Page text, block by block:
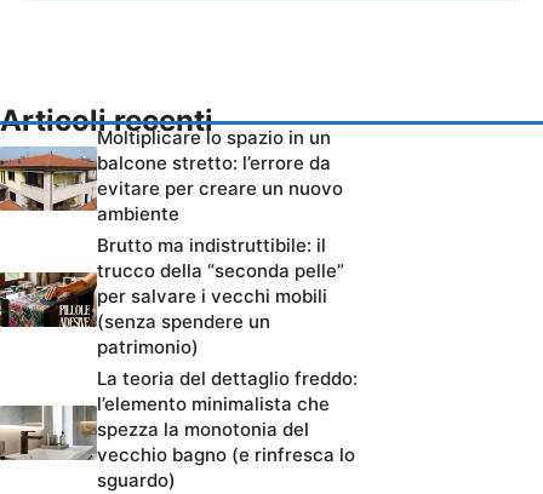
Articoli recenti
Moltiplicare lo spazio in un
balcone stretto: l’errore da
evitare per creare un nuovo
ambiente
Brutto ma indistruttibile: il
trucco della “seconda pelle”
per salvare i vecchi mobili
(senza spendere un
patrimonio)
La teoria del dettaglio freddo:
l’elemento minimalista che
spezza la monotonia del
vecchio bagno (e rinfresca lo
sguardo)